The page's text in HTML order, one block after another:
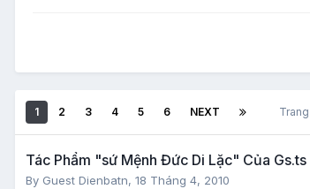
1 2 3 4 5 6 NEXT
Tác Phẩm "sứ Mệnh Đức Di Lặc" Của
By Guest Dienbatn, 18 Tháng 4, 2010